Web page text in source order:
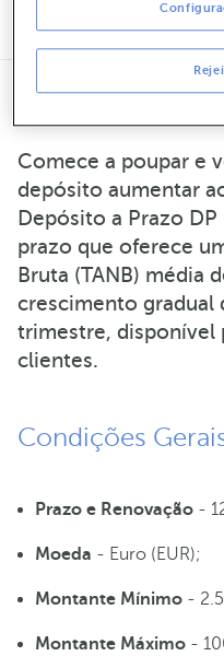
21
Comece a poupar e
depósito aumentar
Depósito a Prazo
prazo que oferece
Bruta (TANB) média
crescimento gradual
trimestre, disponível
clientes.
Condições
Prazo e Renovação -
Moeda - Euro (EUR);
Montante Mínimo -
Montante Máximo -